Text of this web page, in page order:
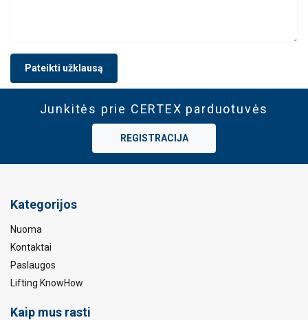
Pateikti užklausą
Junkitės prie CERTEX parduotuvės
REGISTRACIJA
Kategorijos
Nuoma
Kontaktai
Paslaugos
Lifting KnowHow
Kaip mus rasti